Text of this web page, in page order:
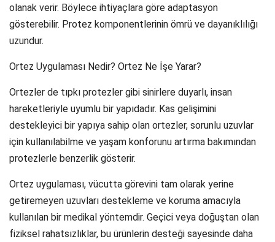
olanak verir. Böylece ihtiyaçlara göre adaptasyon
gösterebilir. Protez komponentlerinin ömrü ve dayanıklılığı
uzundur.
Ortez Uygulaması Nedir? Ortez Ne İşe Yarar?
Ortezler de tıpkı protezler gibi sinirlere duyarlı, insan
hareketleriyle uyumlu bir yapıdadır. Kas gelişimini
destekleyici bir yapıya sahip olan ortezler, sorunlu uzuvlar
için kullanılabilme ve yaşam konforunu artırma bakımından
protezlerle benzerlik gösterir.
Ortez uygulaması, vücutta görevini tam olarak yerine
getiremeyen uzuvları destekleme ve koruma amacıyla
kullanılan bir medikal yöntemdir. Geçici veya doğuştan olan
fiziksel rahatsızlıklar, bu ürünlerin desteği sayesinde daha